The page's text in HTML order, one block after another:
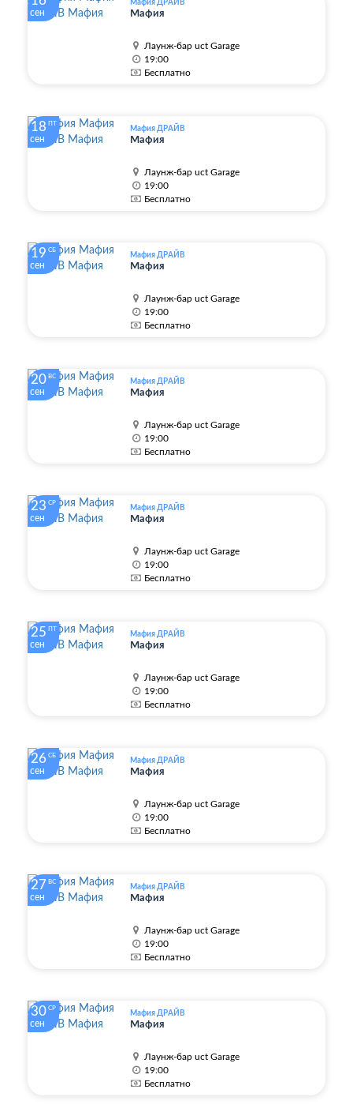
сен
Мафия ДРАЙВ
Мафия
Лаунж-бар uct Garage
19:00
Бесплатно
18 ПТ
сен
Мафия ДРАЙВ
Мафия
Лаунж-бар uct Garage
19:00
Бесплатно
19 СБ
сен
Мафия ДРАЙВ
Мафия
Лаунж-бар uct Garage
19:00
Бесплатно
20 ВС
сен
Мафия ДРАЙВ
Мафия
Лаунж-бар uct Garage
19:00
Бесплатно
23 СР
сен
Мафия ДРАЙВ
Мафия
Лаунж-бар uct Garage
19:00
Бесплатно
25 ПТ
сен
Мафия ДРАЙВ
Мафия
Лаунж-бар uct Garage
19:00
Бесплатно
26 СБ
сен
Мафия ДРАЙВ
Мафия
Лаунж-бар uct Garage
19:00
Бесплатно
27 ВС
сен
Мафия ДРАЙВ
Мафия
Лаунж-бар uct Garage
19:00
Бесплатно
30 СР
сен
Мафия ДРАЙВ
Мафия
Лаунж-бар uct Garage
19:00
Бесплатно